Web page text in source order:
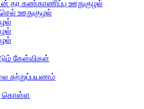
தர கண்காணிப்பு ஊதுகுழல்
ஊதுகுழல்
கேள்விகள்
சுற்றுப்பயணம்
கொள்ள